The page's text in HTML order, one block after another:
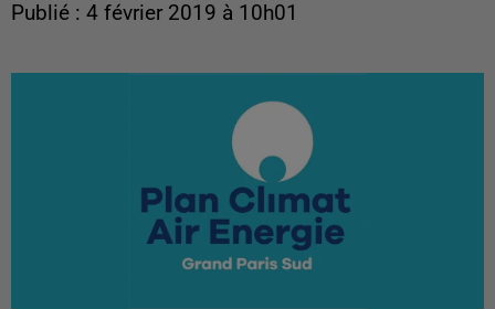
Publié : 4 février 2019 à 10h01